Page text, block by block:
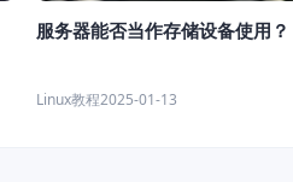
服务器能否当作存储设备使用？
Linux教程2025-01-13